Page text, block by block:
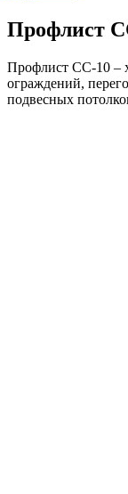
Профлист
Профлист СС-10 –
ограждений,
подвесных